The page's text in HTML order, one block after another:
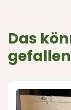
Das
gefallen